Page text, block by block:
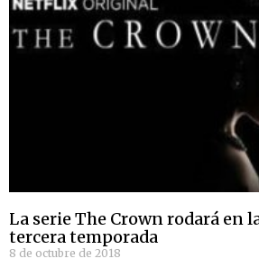
La serie The Crown rodará en
tercera temporada
8 de octubre de 2018